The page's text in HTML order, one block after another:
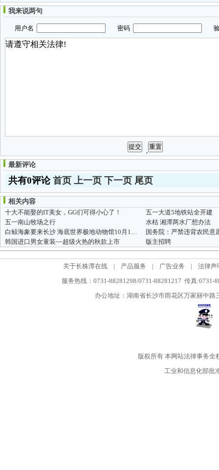
我来说两句
用户名 密码 验
最新评论
共有0评论首页 上一页 下一页 尾页
相关内容
十大不能娶的IT美女，GG们可得小心了！
五一大道5地铁站全开建
五一南山牧场之行
水枯 湘潭两水厂想办法
白鲸海象要来长沙 海底世界极地动物馆10月1日开放
国务院：严禁违背农民意
韩国进口男女童装~~超级火热的秋款上市
版主招聘
关于长株潭在线 | 产品服务 | 广告业务 |
法律声
服务热线：0731-88281298/0731-88281217 传真:0731-
办公地址：湖南省长沙市雨花区万家丽中
版权所有本网站法律事务全
工业和信息化部批